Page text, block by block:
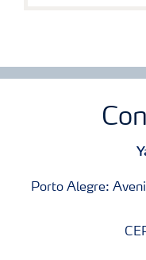
Porto Alegre: